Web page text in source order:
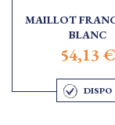
MAILLOT
BLANC
54,13 €
DISPO